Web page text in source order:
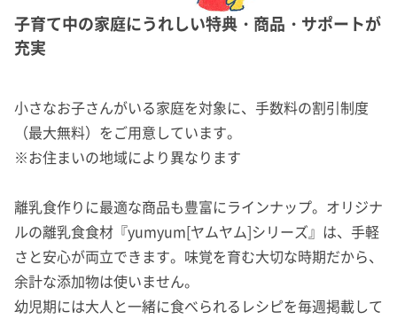
子育て中の家庭にうれしい特典・商品・サポートが
充実
小さなお子さんがいる家庭を対象に、手数料の割引制度
（最大無料）をご用意しています。
※お住まいの地域により異なります
離乳食作りに最適な商品も豊富にラインナップ。オリジナ
ルの離乳食食材『yumyum[ヤムヤム]シリーズ』は、手軽
さと安心が両立できます。味覚を育む大切な時期だから、
余計な添加物は使いません。
幼児期には大人と一緒に食べられるレシピを毎週掲載して